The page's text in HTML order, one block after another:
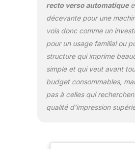
de
des
recto verso automatique
décevante pour une
vois donc comme un
pour un usage familial ou
structure qui imprime
simple et qui veut avant
budget consommables,
pas à celles qui
qualité d’impression